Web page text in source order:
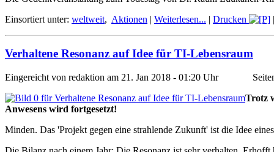
Einsortiert unter: weltweit, Aktionen | Weiterlesen... | Drucken |
Verhaltene Resonanz auf Idee für TI-Lebensraum
Eingereicht von redaktion am 21. Jan 2018 - 01:20 Uhr
Trotz
Anwesens wird fortgesetzt!
Minden. Das 'Projekt gegen eine strahlende Zukunft' ist die Idee